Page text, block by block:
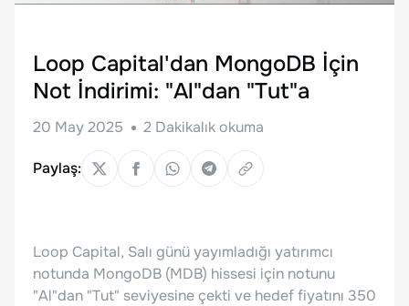
Loop Capital'dan MongoDB İçin
Not İndirimi: "Al"dan "Tut"a
20 May 2025 2 Dakikalık okuma
Paylaş:
Loop Capital, Salı günü yayımladığı yatırımcı
notunda MongoDB (MDB) hissesi için notunu
"Al"dan "Tut" seviyesine çekti ve hedef fiyatını 350